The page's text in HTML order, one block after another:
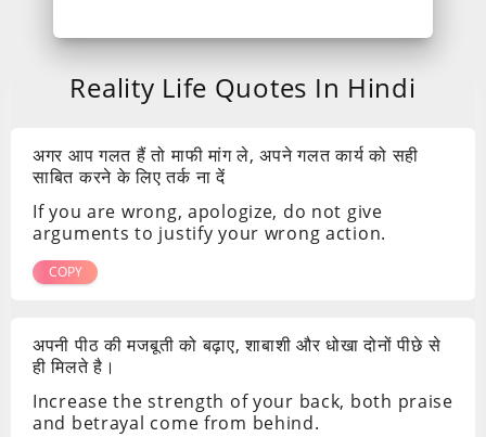
Reality Life Quotes In Hindi
अगर आप गलत हैं तो माफी मांग ले, अपने गलत कार्य को सही
साबित करने के लिए तर्क ना दें
If you are wrong, apologize, do not give
arguments to justify your wrong action.
COPY
अपनी पीठ की मजबूती को बढ़ाए, शाबाशी और धोखा दोनों पीछे से
ही मिलते है।
Increase the strength of your back, both praise
and betrayal come from behind.